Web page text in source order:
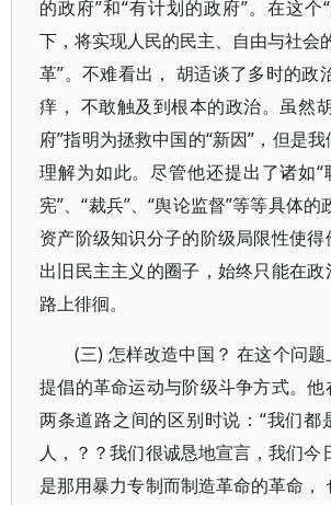
的政府”和“有计划的政府”。在这个
下，将实现人民的民主、自由与社会
革”。不难看出， 胡适谈了多时的政
痒， 不敢触及到根本的政治。虽然
府”指明为拯救中国的“新因”，但是
理解为如此。尽管他还提出了诸如“
宪”、“裁兵”、“舆论监督”等等具体
资产阶级知识分子的阶级局限性使
出旧民主主义的圈子，始终只能在
路上徘徊。
(三) 怎样改造中国？ 在这个问
提倡的革命运动与阶级斗争方式。
两条道路之间的区别时说：“我们都
人，？？我们很诚恳地宣言，我们今
是那用暴力专制而制造革命的革命，